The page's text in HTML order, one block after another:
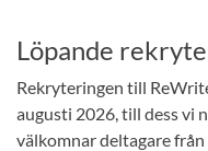
Löpande
Rekryteringen till
augusti 2026, till dess vi
välkomnar deltagare från